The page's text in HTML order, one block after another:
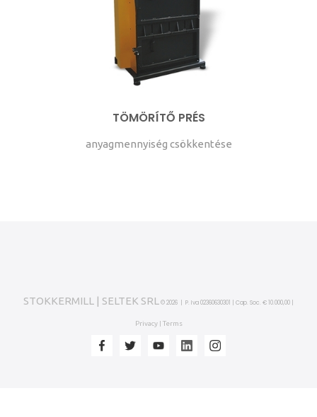
TÖMÖRÍTŐ PRÉS
anyagmennyiség csökkentése
STOKKERMILL | SELTEK SRL © 2026 | P. Iva 02360630301 | Cap. Soc. € 10.000,00 |
Privacy| Terms